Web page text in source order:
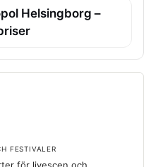
Helsingborg –
FESTIVALER